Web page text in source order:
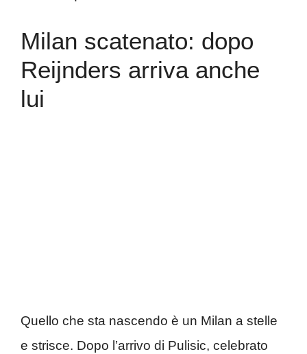
Milan scatenato: dopo
Reijnders arriva anche
lui
Quello che sta nascendo è un Milan a stelle
e strisce. Dopo l’arrivo di Pulisic, celebrato